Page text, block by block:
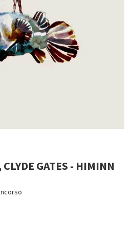
GATES - HIMINN